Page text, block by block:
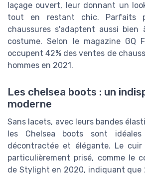
laçage ouvert, leur donnant un
tout en restant chic. Parfaits
chaussures s'adaptent aussi
costume. Selon le magazine GQ
occupent 42% des ventes de
hommes en 2021.
Les chelsea boots : un
moderne
Sans lacets, avec leurs bandes
les Chelsea boots sont
décontractée et élégante. Le
particulièrement prisé, comme le
de Stylight en 2020, indiquant que